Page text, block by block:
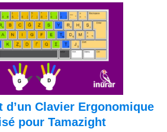
d’un Clavier Ergonomique
pour Tamazight